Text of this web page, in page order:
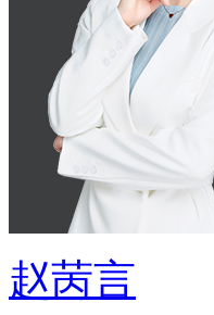
赵苪言